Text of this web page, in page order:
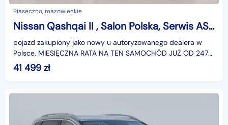
Piaseczno, mazowieckie
Nissan Qashqai II , Salon Polska, Serwis ASO, Klimatronic, Tempomat, Parktronic
pojazd zakupiony jako nowy u autoryzowanego dealera w
Polsce, MIESIĘCZNA RATA NA TEN SAMOCHÓD JUŻ OD 247
PLN*Podana w ogłoszeniu lokalizacja pojazdu jest aktua
41 499 zł